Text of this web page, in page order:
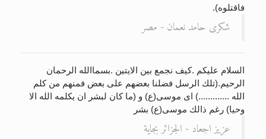
فاقتلوه).
شكرى حامد نعمان - مصر
السلام عليكم .كيف نجمع بين الايتين .بسماالله الرحمان
الرحيم.(تلك الرسل فضلنا بعضهم على بعض فمنهم من كلم
الله .............) اى موسى(ع) و (ما كان لبشر ان يكلمه الله الا
وحيا) رغم ذالك موسى(ع) بشر
عزيز اجعاد - الجزائر بجاية